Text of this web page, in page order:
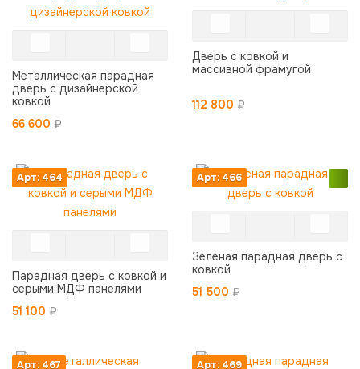
Металлическая парадная
дверь с дизайнерской
ковкой
66 600 ₽
Дверь с ковкой и
массивной фрамугой
112 800 ₽
Арт: 464
Парадная дверь с ковкой и
серыми МДФ панелями
51 100 ₽
Арт: 466
Зеленая парадная дверь с
ковкой
51 500 ₽
Арт: 467 Арт: 469